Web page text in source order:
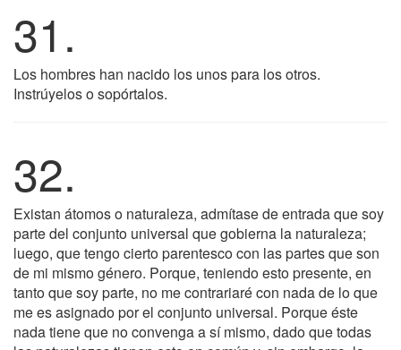
31.
Los hombres han nacido los unos para los otros.
Instrúyelos o sopórtalos.
32.
Existan átomos o naturaleza, admítase de entrada que soy
parte del conjunto universal que gobierna la naturaleza;
luego, que tengo cierto parentesco con las partes que son
de mi mismo género. Porque, teniendo esto presente, en
tanto que soy parte, no me contrariaré con nada de lo que
me es asignado por el conjunto universal. Porque éste
nada tiene que no convenga a sí mismo, dado que todas